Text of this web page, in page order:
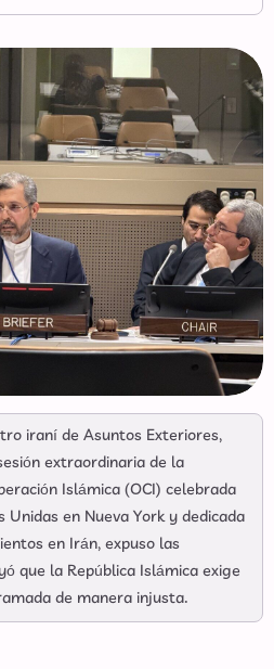
iraní de Asuntos Exteriores,
extraordinaria de la
Islámica (OCI) celebrada
Unidas en Nueva York y dedicada
en Irán, expuso las
que la República Islámica exige
de manera injusta.